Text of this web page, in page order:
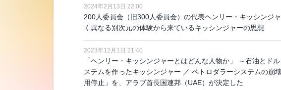
2024年2月13日 22:00
200人委員会（旧300人委員会）の代表ヘンリー・キッシンジ
く異なる別次元の体験から来ているキッシンジャーの思想
2023年12月1日 21:40
「ヘンリー・キッシンジャーとはどんな人物か」 ～石油とド
ステムを作ったキッシンジャー ／ ペトロダラーシステムの崩
用停止」を、アラブ首長国連邦（UAE）が決定した